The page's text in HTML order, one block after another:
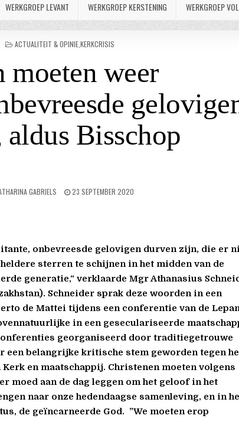
WERKGROEP LEVANT WERKGROEP KERSTENING WERKGROEP
GEPLAATST
ACTUALITEIT & OPINIE,KERKCRISIS
weer
Bisschop
GABRIELS 23 SEPTEMBER 2020
onbevreesde gelovigen durven zijn, die er
sterren te schijnen in het midden van de
generatie,“ verklaarde Mgr Athanasius
Schneider sprak deze woorden in een
de Mattei tijdens een conferentie van de
in een geseculariseerde
georganiseerd door traditiegetrouwe
een belangrijke kritische stem geworden tegen
en maatschappij. Christenen moeten volgens
moed aan de dag leggen om het geloof in het
naar onze hedendaagse samenleving, en in
de geïncarneerde God. ”We moeten erop